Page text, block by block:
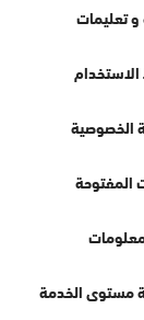
تعليمات
الخصوصية
المفتوحة
مستوى الخدمة